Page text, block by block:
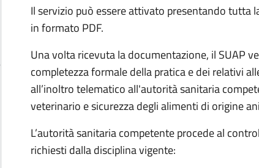
Il servizio può essere attivato presentando tutta
in formato PDF.
Una volta ricevuta la documentazione, il SUAP
completezza formale della pratica e dei relativi
all’inoltro telematico all'autorità sanitaria
veterinario e sicurezza degli alimenti di origine
L’autorità sanitaria competente procede al
richiesti dalla disciplina vigente: